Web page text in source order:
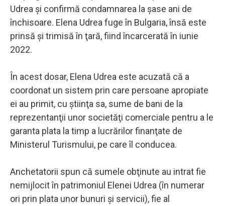
Udrea şi confirmă condamnarea la şase ani de
închisoare. Elena Udrea fuge în Bulgaria, însă este
prinsă şi trimisă în ţară, fiind încarcerată în iunie
2022.
În acest dosar, Elena Udrea este acuzată că a
coordonat un sistem prin care persoane apropiate
ei au primit, cu ştiinţa sa, sume de bani de la
reprezentanţii unor societăţi comerciale pentru a le
garanta plata la timp a lucrărilor finanţate de
Ministerul Turismului, pe care îl conducea.
Anchetatorii spun că sumele obţinute au intrat fie
nemijlocit în patrimoniul Elenei Udrea (în numerar
ori prin plata unor bunuri şi servicii), fie al